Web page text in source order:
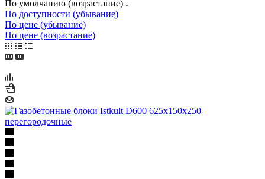
По умолчанию (возрастание)
По доступности (убывание)
По цене (убывание)
По цене (возрастание)